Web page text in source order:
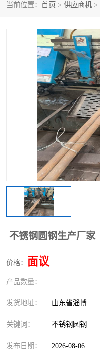
当前位置： 首页 > 供应商机 >
不锈钢圆钢生产厂家
价格： 面议
产品数量：
发货地址： 山东省淄博
关键词： 不锈钢圆钢
发布日期： 2026-08-06
不锈钢角钢
不锈钢板
不锈钢封头
不锈钢阀门
不锈钢扁钢